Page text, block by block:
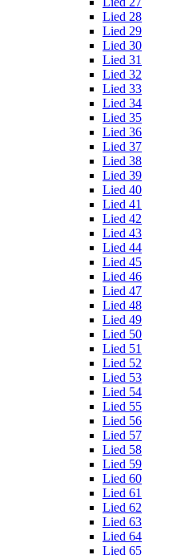
Lied 28
Lied 29
Lied 30
Lied 31
Lied 32
Lied 33
Lied 34
Lied 35
Lied 36
Lied 37
Lied 38
Lied 39
Lied 40
Lied 41
Lied 42
Lied 43
Lied 44
Lied 45
Lied 46
Lied 47
Lied 48
Lied 49
Lied 50
Lied 51
Lied 52
Lied 53
Lied 54
Lied 55
Lied 56
Lied 57
Lied 58
Lied 59
Lied 60
Lied 61
Lied 62
Lied 63
Lied 64
Lied 65